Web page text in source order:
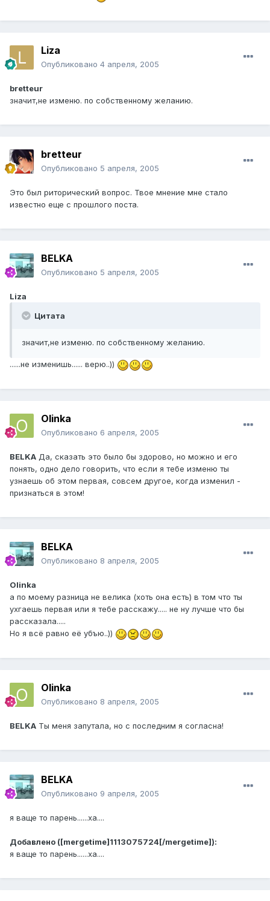
Liza
Опубликовано 4 апреля, 2005
bretteur
значит,не изменю. по собственному желанию.
bretteur
Опубликовано 5 апреля, 2005
Это был риторический вопрос. Твое мнение мне стало
известно еще с прошлого поста.
BELKA
Опубликовано 5 апреля, 2005
Liza
Цитата
значит,не изменю. по собственному желанию.
......не изменишь...... верю..))
Olinka
Опубликовано 6 апреля, 2005
BELKA Да, сказать это было бы здорово, но можно и его
понять, одно дело говорить, что если я тебе изменю ты
узнаешь об этом первая, совсем другое, когда изменил -
признаться в этом!
BELKA
Опубликовано 8 апреля, 2005
Olinka
а по моему разница не велика (хоть она есть) в том что ты
ухгаешь первая или я тебе расскажу..... не ну лучше что бы
рассказала.....
Но я всё равно её убъю..))
Olinka
Опубликовано 8 апреля, 2005
BELKA Ты меня запутала, но с последним я согласна!
BELKA
Опубликовано 9 апреля, 2005
я ваще то парень......ха....
Добавлено ([mergetime]1113075724[/mergetime]):
я ваще то парень......ха....